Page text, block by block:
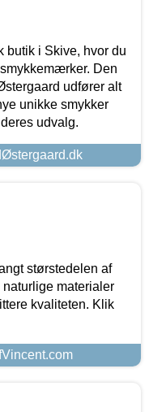
butik i Skive, hvor du
Den
udfører alt
unikke smykker
udvalg.
størstedelen af
materialer
kvaliteten. Klik